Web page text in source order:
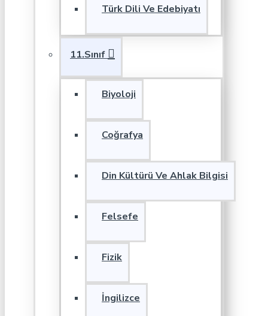
Türk Dili Ve Edebiyatı
11.Sınıf
Biyoloji
Coğrafya
Din Kültürü Ve Ahlak Bilgisi
Felsefe
Fizik
İngilizce